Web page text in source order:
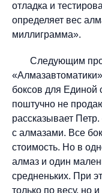
отладка и
определяет вес
миллиграмма».
Следующим
боксов для Единой
поштучно не
рассказывает Петр.
с алмазами. Все
стоимость. Но в
алмаз и один
средненьких. При
только по весу, но